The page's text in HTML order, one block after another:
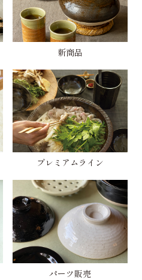
新商品
プレミアムライン
パーツ販売